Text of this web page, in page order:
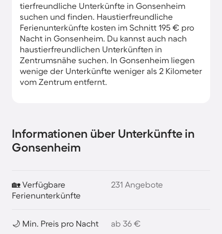
tierfreundliche Unterkünfte in Gonsenheim
suchen und finden. Haustierfreundliche
Ferienunterkünfte kosten im Schnitt 195 € pro
Nacht in Gonsenheim. Du kannst auch nach
haustierfreundlichen Unterkünften in
Zentrumsnähe suchen. In Gonsenheim liegen
wenige der Unterkünfte weniger als 2 Kilometer
vom Zentrum entfernt.
Informationen über Unterkünfte in
Gonsenheim
🏡 Verfügbare
Ferienunterkünfte
231 Angebote
🌙 Min. Preis pro Nacht ab 36 €